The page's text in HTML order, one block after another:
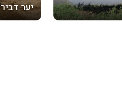
יער